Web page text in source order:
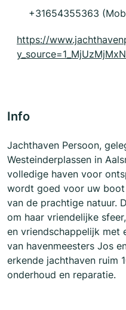
+31654355363
https://
Info
Jachthaven Persoon,
Westeinderplassen in
volledige haven voor
wordt goed voor uw
van de prachtige natuur.
om haar vriendelijke
en vriendschappelijk met
van havenmeesters Jos
erkende jachthaven ruim
onderhoud en reparatie.